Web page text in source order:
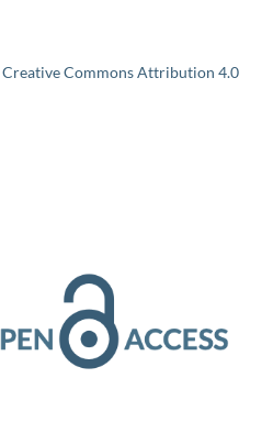
Creative Commons Attribution 4.0